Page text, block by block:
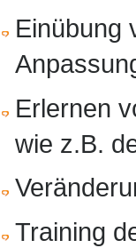
Einübung
Erlernen
wie z.B.
Training